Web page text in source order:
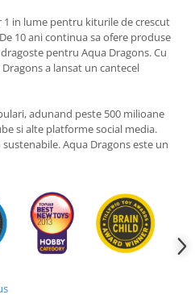
in lume pentru kiturile de crescut
10 ani continua sa ofere produse
pentru Aqua Dragons. Cu
a lansat un cantecel
adunand peste 500 milioane
si alte platforme social media.
Aqua Dragons este un